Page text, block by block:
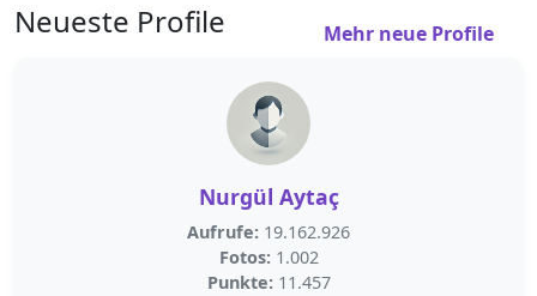
Neueste Profile Mehr neue Profile
Nurgül Aytaç
Aufrufe: 19.162.926
Fotos: 1.002
Punkte: 11.457